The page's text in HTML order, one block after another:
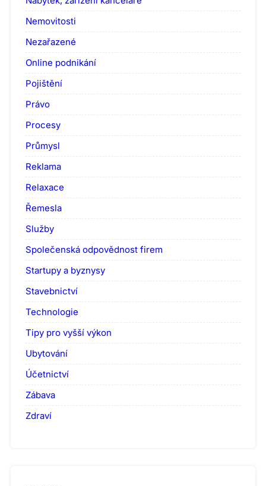
Nemovitosti
Nezařazené
Online podnikání
Pojištění
Právo
Procesy
Průmysl
Reklama
Relaxace
Řemesla
Služby
Společenská odpovědnost firem
Startupy a byznysy
Stavebnictví
Technologie
Tipy pro vyšší výkon
Ubytování
Účetnictví
Zábava
Zdraví